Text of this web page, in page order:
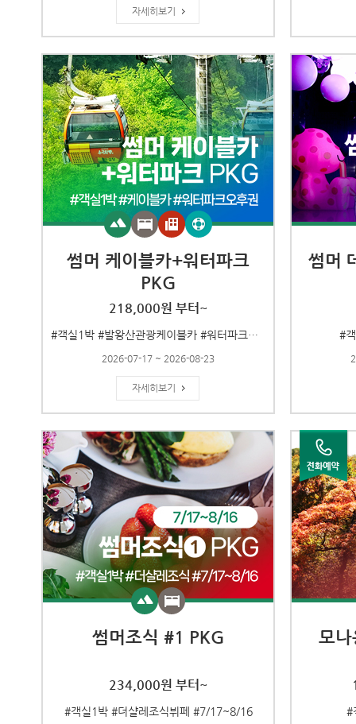
자세히보기
썸머 케이블카+워터파크
PKG
218,000원 부터~
#객실1박 #발왕산관광케이블카 #워터파크오후권
2026-07-17 ~ 2026-08-23
자세히보기
썸머
#
썸머조식 #1 PKG
234,000원 부터~
#객실1박 #더샬레조식뷔페 #7/17~8/16
모
#